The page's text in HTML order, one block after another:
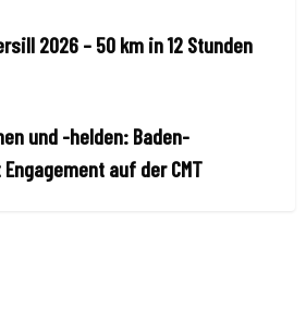
2026 – 50 km in 12 Stunden
und -helden: Baden-
auf der CMT